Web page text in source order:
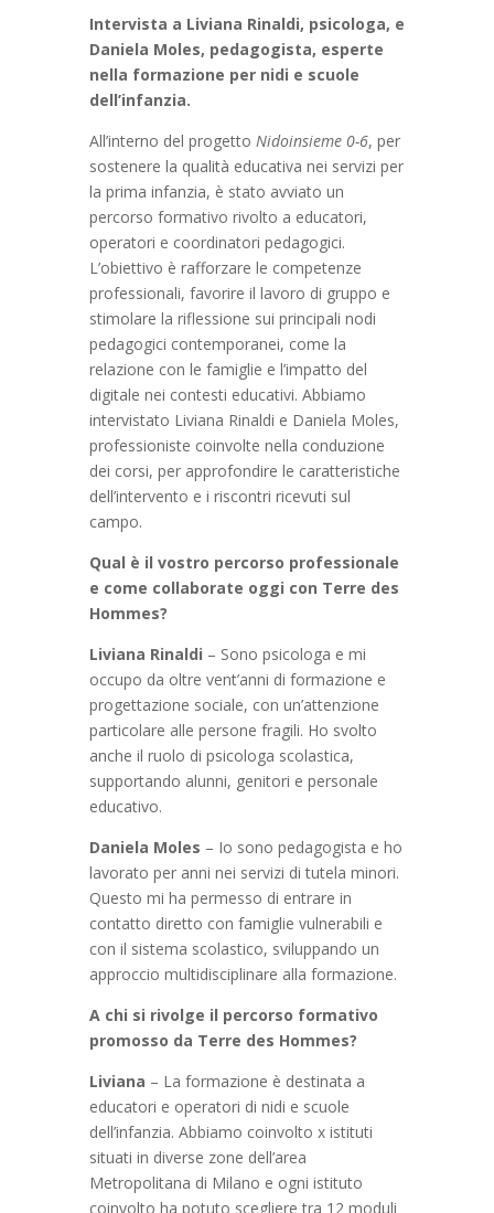
Intervista a Liviana Rinaldi, psicologa, e
Daniela Moles, pedagogista, esperte
nella formazione per nidi e scuole
dell’infanzia.
All’interno del progetto Nidoinsieme 0-6, per
sostenere la qualità educativa nei servizi per
la prima infanzia, è stato avviato un
percorso formativo rivolto a educatori,
operatori e coordinatori pedagogici.
L’obiettivo è rafforzare le competenze
professionali, favorire il lavoro di gruppo e
stimolare la riflessione sui principali nodi
pedagogici contemporanei, come la
relazione con le famiglie e l’impatto del
digitale nei contesti educativi. Abbiamo
intervistato Liviana Rinaldi e Daniela Moles,
professioniste coinvolte nella conduzione
dei corsi, per approfondire le caratteristiche
dell’intervento e i riscontri ricevuti sul
campo.
Qual è il vostro percorso professionale
e come collaborate oggi con Terre des
Hommes?
Liviana Rinaldi – Sono psicologa e mi
occupo da oltre vent’anni di formazione e
progettazione sociale, con un’attenzione
particolare alle persone fragili. Ho svolto
anche il ruolo di psicologa scolastica,
supportando alunni, genitori e personale
educativo.
Daniela Moles – Io sono pedagogista e ho
lavorato per anni nei servizi di tutela minori.
Questo mi ha permesso di entrare in
contatto diretto con famiglie vulnerabili e
con il sistema scolastico, sviluppando un
approccio multidisciplinare alla formazione.
A chi si rivolge il percorso formativo
promosso da Terre des Hommes?
Liviana – La formazione è destinata a
educatori e operatori di nidi e scuole
dell’infanzia. Abbiamo coinvolto x istituti
situati in diverse zone dell’area
Metropolitana di Milano e ogni istituto
coinvolto ha potuto scegliere tra 12 moduli